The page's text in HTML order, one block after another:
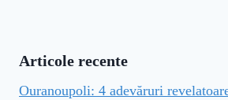
Articole recente
Ouranoupoli: 4 adevăruri